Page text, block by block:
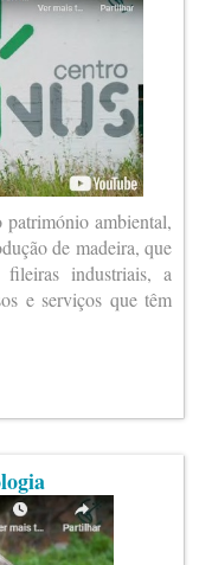
ambiental,
de madeira, que
industriais, a
e serviços que têm